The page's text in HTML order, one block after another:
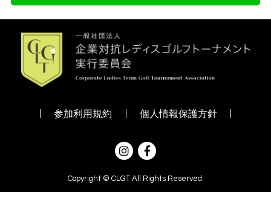
参加利用規約 個人情報保護方針
Copyright © CLGT All Rights Reserved.